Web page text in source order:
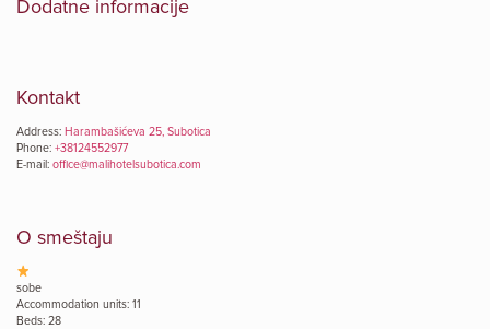
Dodatne informacije
Kontakt
Address: Harambašićeva 25, Subotica
Phone: +38124552977
E-mail: office@malihotelsubotica.com
O smeštaju
sobe
Accommodation units: 11
Beds: 28